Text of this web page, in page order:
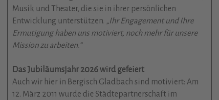
Musik und Theater, die sie in ihrer persönlichen
Entwicklung unterstützen. „Ihr Engagement und Ihre
Ermutigung haben uns motiviert, noch mehr für unsere
Mission zu arbeiten.“
Das Jubiläumsjahr 2026 wird gefeiert
Auch wir hier in Bergisch Gladbach sind motiviert: Am
12. März 2011 wurde die Städtepartnerschaft im